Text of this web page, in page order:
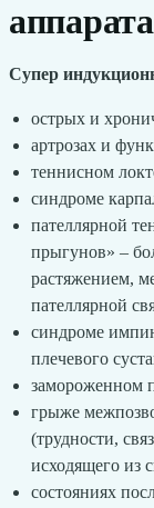
аппарата
Супер
острых и
артрозах и
теннисном
синдроме
пателлярной
прыгунов» –
растяжением,
пателлярной
синдроме
плечевого
замороженном
грыже
(трудности,
исходящего из
состояниях